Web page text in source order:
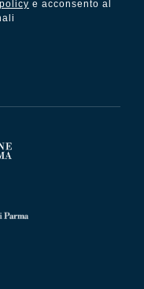
e acconsento al